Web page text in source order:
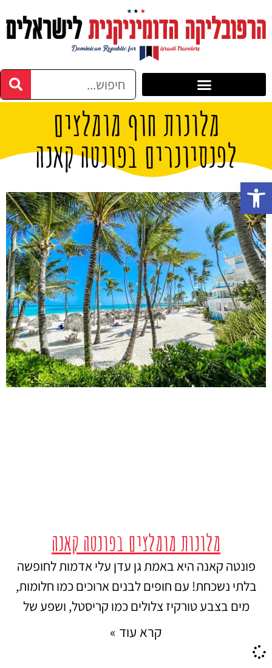
מלונות חוף מומלצים
לפנסיונרים בפונטה קאנה
מלונות מומלצים בפונטה קאנה
פונטה קאנה היא באמת גן עדן עלי אדמות לחופשה
בלתי נשכחת! עם חופים לבנים ארוכים כמו חלומות,
מים בצבע טורקיז צלולים כמו קריסטל, ושפע של
קרא עוד »
פתח סרגל נגישות